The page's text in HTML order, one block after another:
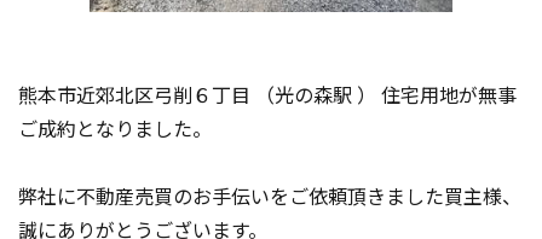
熊本市近郊北区弓削６丁目 （光の森駅 ） 住宅用地が無事
ご成約となりました。
弊社に不動産売買のお手伝いをご依頼頂きました買主様、
誠にありがとうございます。